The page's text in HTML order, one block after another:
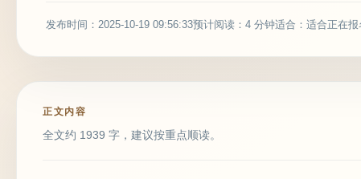
发布时间：2025-10-19 09:56:33预计阅读：4 分钟适合：适合正在
正文内容
全文约 1939 字，建议按重点顺读。